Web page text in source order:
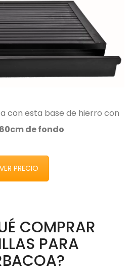
con esta base de hierro con
60cm de fondo
VER PRECIO
COMPRAR
PARA